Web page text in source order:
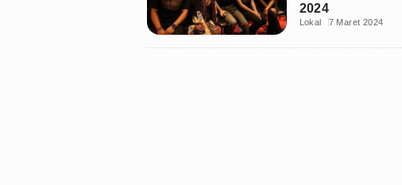
2024
Lokal 7 Maret 2024